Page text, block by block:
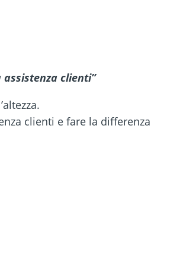
assistenza clienti”
clienti e fare la differenza